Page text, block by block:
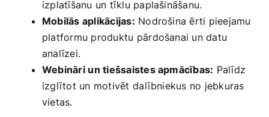
izplatīšanu‍ un tīklu paplašināšanu.
Mobilās aplikācijas: Nodrošina ērti pieejamu
platformu produktu⁣ pārdošanai un datu
analīzei.
Webināri⁢ un tiešsaistes apmācības: Palīdz
izglītot un motivēt⁢ dalībniekus no‌ jebkuras
vietas.